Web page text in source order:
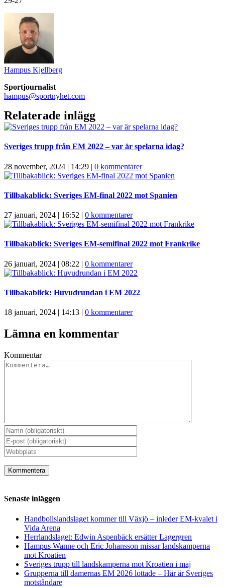
Hampus Kjellberg
Sportjournalist
hampus@sportnyhet.com
Relaterade inlägg
Sveriges trupp från EM 2022 – var är spelarna idag?
28 november, 2024 | 14:29 | 0 kommentarer
Tillbakablick: Sveriges EM-final 2022 mot Spanien
27 januari, 2024 | 16:52 | 0 kommentarer
Tillbakablick: Sveriges EM-semifinal 2022 mot Frankrike
26 januari, 2024 | 08:22 | 0 kommentarer
Tillbakablick: Huvudrundan i EM 2022
18 januari, 2024 | 14:13 | 0 kommentarer
Lämna en kommentar
Kommentar
Senaste inläggen
Handbollslandslaget kommer till Växjö – inleder EM-kvalet i
Vida Arena
Herrlandslaget: Edwin Aspenbäck ersätter Lagergren
Hampus Wanne och Eric Johansson missar landskamperna
mot Kroatien
Sveriges trupp till landskamperna mot Kroatien i maj
Grupperna till damernas EM 2026 lottade – Här är Sveriges
motståndare